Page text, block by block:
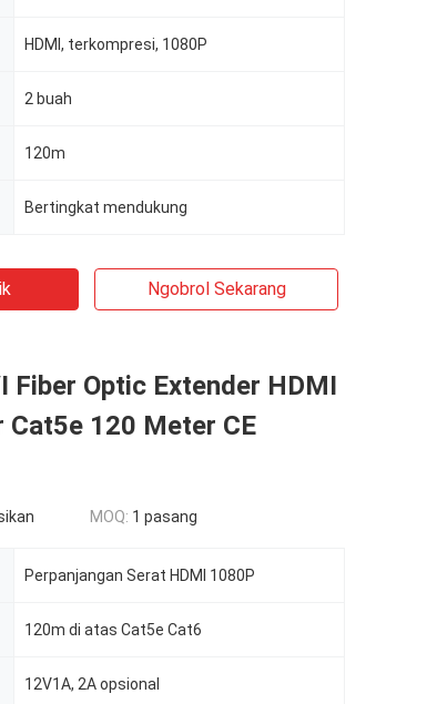
HDMI, terkompresi, 1080P
2 buah
120m
Bertingkat mendukung
Ngobrol Sekarang
Fiber Optic Extender HDMI
Cat5e 120 Meter CE
MOQ: 1 pasang
Perpanjangan Serat HDMI 1080P
120m di atas Cat5e Cat6
12V1A, 2A opsional